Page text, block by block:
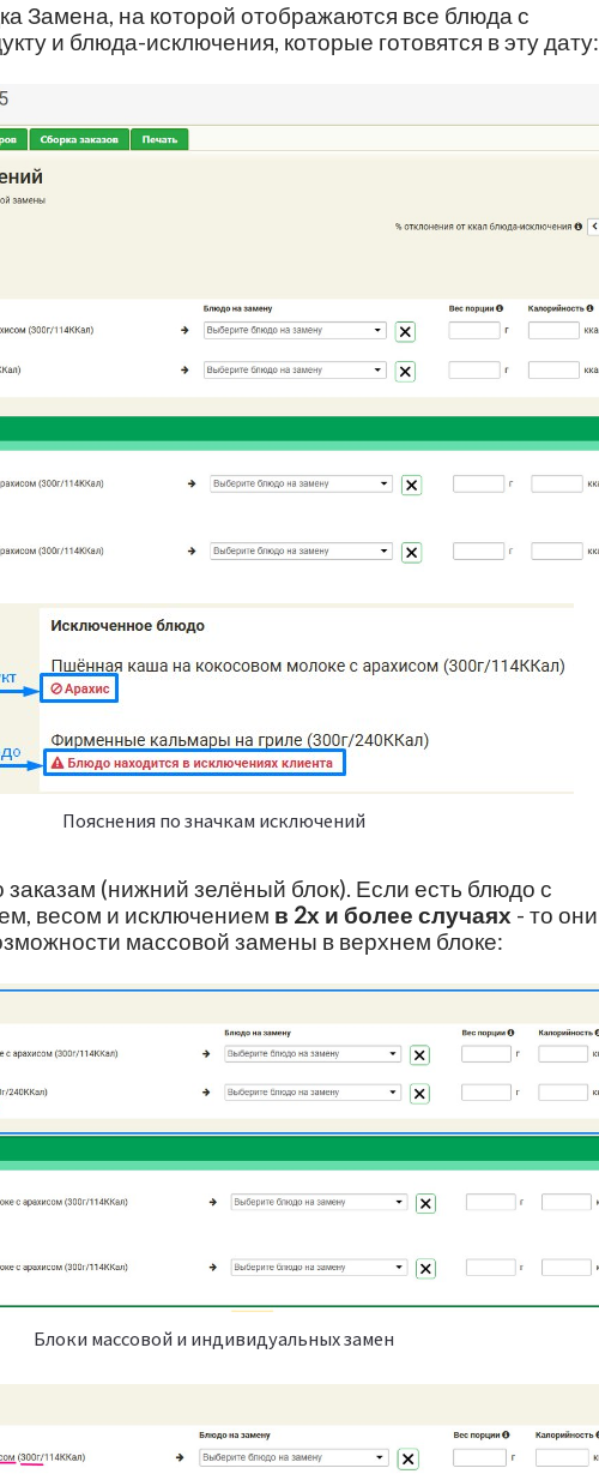
Замена, на которой отображаются все блюда с
и блюда-исключения, которые готовятся в эту дату:
Пояснения по значкам исключений
(нижний зелёный блок). Если есть блюдо с
весом и исключением в 2х и более случаях - то они
массовой замены в верхнем блоке:
Блоки массовой и индивидуальных замен